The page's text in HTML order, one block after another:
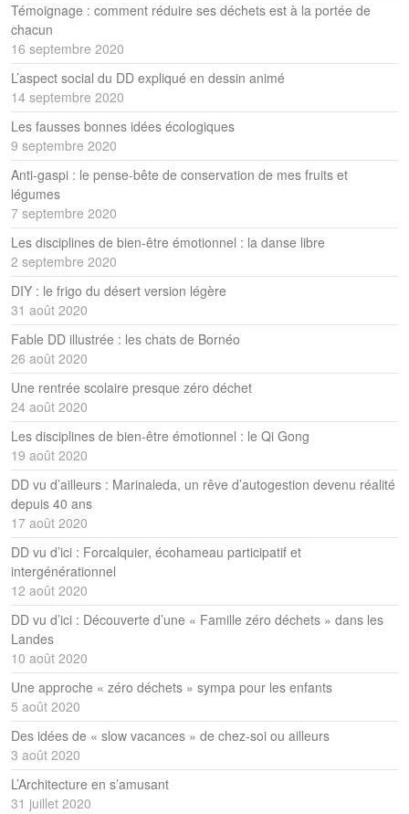
Témoignage : comment réduire ses déchets est à la portée de
chacun
16 septembre 2020
L’aspect social du DD expliqué en dessin animé
14 septembre 2020
Les fausses bonnes idées écologiques
9 septembre 2020
Anti-gaspi : le pense-bête de conservation de mes fruits et
légumes
7 septembre 2020
Les disciplines de bien-être émotionnel : la danse libre
2 septembre 2020
DIY : le frigo du désert version légère
31 août 2020
Fable DD illustrée : les chats de Bornéo
26 août 2020
Une rentrée scolaire presque zéro déchet
24 août 2020
Les disciplines de bien-être émotionnel : le Qi Gong
19 août 2020
DD vu d’ailleurs : Marinaleda, un rêve d’autogestion devenu réalité
depuis 40 ans
17 août 2020
DD vu d’ici : Forcalquier, écohameau participatif et
intergénérationnel
12 août 2020
DD vu d’ici : Découverte d’une « Famille zéro déchets » dans les
Landes
10 août 2020
Une approche « zéro déchets » sympa pour les enfants
5 août 2020
Des idées de « slow vacances » de chez-soi ou ailleurs
3 août 2020
L’Architecture en s’amusant
31 juillet 2020